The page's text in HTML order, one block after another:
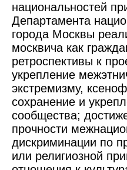
национальностей
Департамента
города Москвы
москвича как
ретроспективы к
укрепление
экстремизму,
сохранение и
сообщества;
прочности
дискриминации по
или религиозной